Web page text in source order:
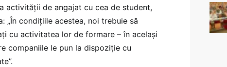
activității de angajat cu cea de student,
„În condițiile acestea, noi trebuie să
cu activitatea lor de formare – în același
companiile le pun la dispoziție cu